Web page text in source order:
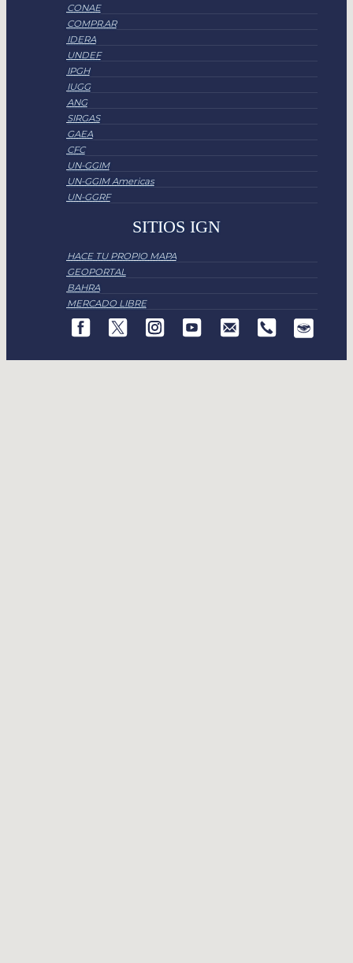
CONAE
COMPR.AR
IDERA
UNDEF
IPGH
IUGG
ANG
SIRGAS
GAEA
CFC
UN-GGIM
UN-GGIM Americas
UN-GGRF
SITIOS IGN
HACE TU PROPIO MAPA
GEOPORTAL
BAHRA
MERCADO LIBRE